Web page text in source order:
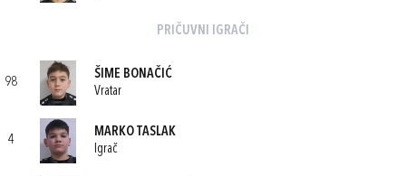
PRIČUVNI IGRAČI
98
ŠIME BONAČIĆ
Vratar
4
MARKO TASLAK
Igrač